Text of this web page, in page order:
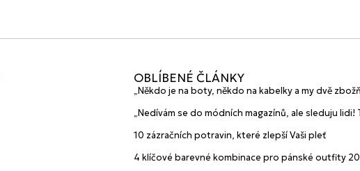
OBLÍBENÉ ČLÁNKY
„Někdo je na boty, někdo na kabelky a my dvě
značky HANAJANA Swimwear
„Nedívám se do módních magazínů, ale sleduju lidi!
10 zázračních potravin, které zlepší Vaši pleť
4 klíčové barevné kombinace pro pánské outfity